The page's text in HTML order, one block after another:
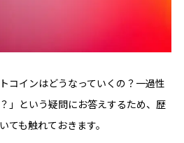
コインはどうなっていくの？一過性
」という疑問にお答えするため、歴
ても触れておきます。